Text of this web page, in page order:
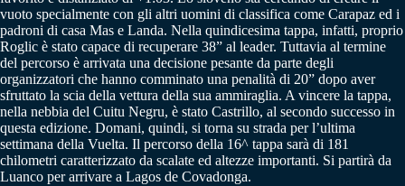
vuoto specialmente con gli altri uomini di classifica come Carapaz ed i
padroni di casa Mas e Landa. Nella quindicesima tappa, infatti, proprio
Roglic è stato capace di recuperare 38” al leader. Tuttavia al termine
del percorso è arrivata una decisione pesante da parte degli
organizzatori che hanno comminato una penalità di 20” dopo aver
sfruttato la scia della vettura della sua ammiraglia. A vincere la tappa,
nella nebbia del Cuitu Negru, è stato Castrillo, al secondo successo in
questa edizione. Domani, quindi, si torna su strada per l’ultima
settimana della Vuelta. Il percorso della 16^ tappa sarà di 181
chilometri caratterizzato da scalate ed altezze importanti. Si partirà da
Luanco per arrivare a Lagos de Covadonga.